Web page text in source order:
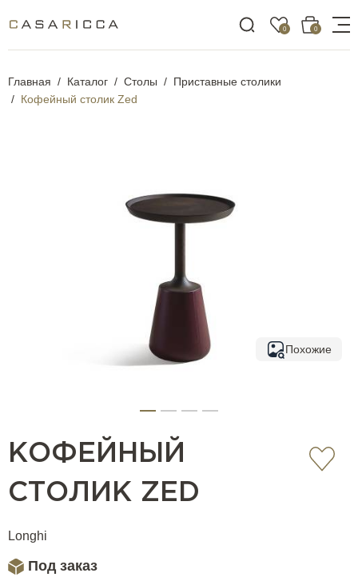
0 0
Главная Каталог Столы
Приставные столики
Кофейный столик Zed
Похожие
КОФЕЙНЫЙ
СТОЛИК ZED
Longhi
Под заказ